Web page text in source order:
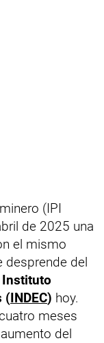
(IPI
de 2025 una
el mismo
desprende del
Instituto
(INDEC) hoy.
meses
del